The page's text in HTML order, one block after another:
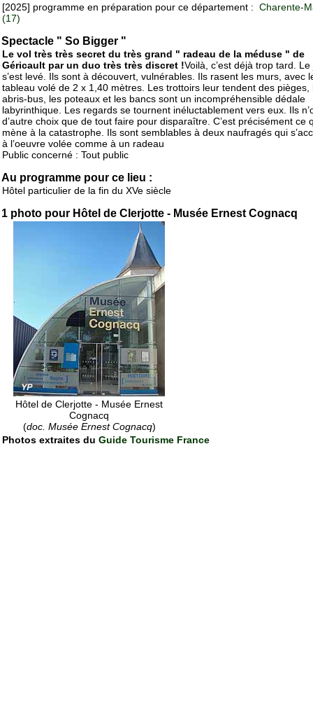
[2025] programme en préparation pour ce département : Charente-
(17)
Spectacle " So Bigger "
Le vol très très secret du très grand " radeau de la méduse " de
Géricault par un duo très très discret !Voilà, c’est déjà trop tard. Le
s’est levé. Ils sont à découvert, vulnérables. Ils rasent les murs, avec
tableau volé de 2 x 1,40 mètres. Les trottoirs leur tendent des pièges,
abris-bus, les poteaux et les bancs sont un incompréhensible dédale
labyrinthique. Les regards se tournent inéluctablement vers eux. Ils
d’autre choix que de tout faire pour disparaître. C’est précisément ce
mène à la catastrophe. Ils sont semblables à deux naufragés qui
à l’oeuvre volée comme à un radeau
Public concerné : Tout public
Au programme pour ce lieu :
Hôtel particulier de la fin du XVe siècle
1 photo pour Hôtel de Clerjotte - Musée Ernest Cognacq
Hôtel de Clerjotte - Musée Ernest
Cognacq
(doc. Musée Ernest Cognacq)
Photos extraites du Guide Tourisme France